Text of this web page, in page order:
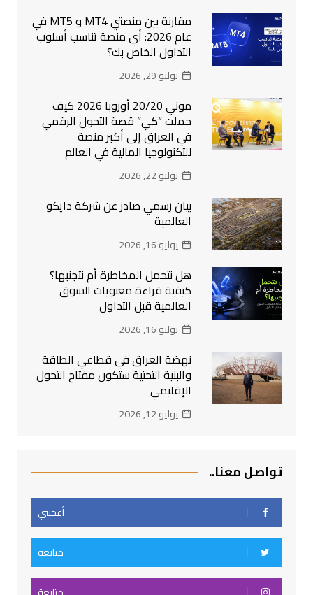
مقارنة بين منصتي MT4 و MT5 في
عام 2026: أي منصة تناسب أسلوب
التداول الخاص بك؟
يوليو 29, 2026
موني 20/20 أوروبا 2026 كيف
حملت “كي” قصة التحول الرقمي
في العراق إلى أكبر منصة
للتكنولوجيا المالية في العالم
يوليو 22, 2026
بيان رسمي صادر عن شركة دايكو
العالمية
يوليو 16, 2026
هل نتحمل المخاطرة أم نتجنبها؟
كيفية قراءة معنويات السوق
العالمية قبل التداول
يوليو 16, 2026
نهضة العراق في قطاعي الطاقة
والبنية التحتية ستكون مفتاح التحول
الإقليمي
يوليو 12, 2026
تواصل معنا..
أعجبني
متابعة